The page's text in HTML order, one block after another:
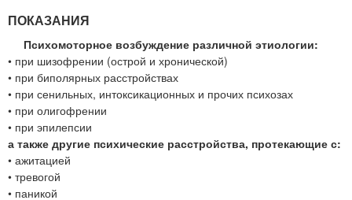
ПОКАЗАНИЯ
Психомоторное возбуждение различной этиологии:
• при шизофрении (острой и хронической)
• при биполярных расстройствах
• при сенильных, интоксикационных и прочих психозах
• при олигофрении
• при эпилепсии
а также другие психические расстройства, протекающие с:
• ажитацией
• тревогой
• паникой